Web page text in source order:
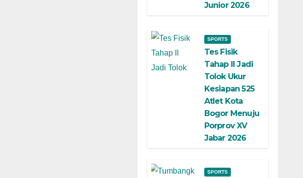
Junior 2026
SPORTS
Tes Fisik
Tahap II Jadi
Tolok Ukur
Kesiapan 525
Atlet Kota
Bogor Menuju
Porprov XV
Jabar 2026
SPORTS